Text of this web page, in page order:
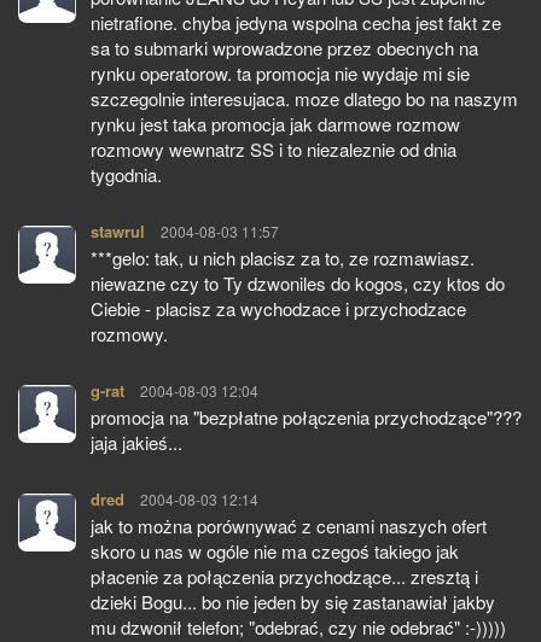
nietrafione. chyba jedyna wspolna cecha jest fakt ze
sa to submarki wprowadzone przez obecnych na
rynku operatorow. ta promocja nie wydaje mi sie
szczegolnie interesujaca. moze dlatego bo na naszym
rynku jest taka promocja jak darmowe rozmow
rozmowy wewnatrz SS i to niezaleznie od dnia
tygodnia.
stawrul pisze:
2004-08-03 11:57
***gelo: tak, u nich placisz za to, ze rozmawiasz.
niewazne czy to Ty dzwoniles do kogos, czy ktos do
Ciebie - placisz za wychodzace i przychodzace
rozmowy.
g-rat pisze:
2004-08-03 12:04
promocja na "bezpłatne połączenia przychodzące"???
jaja jakieś...
dred pisze:
2004-08-03 12:14
jak to można porównywać z cenami naszych ofert
skoro u nas w ogóle nie ma czegoś takiego jak
płacenie za połączenia przychodzące... zresztą i
dzieki Bogu... bo nie jeden by się zastanawiał jakby
mu dzwonił telefon; "odebrać, czy nie odebrać" :-)))))